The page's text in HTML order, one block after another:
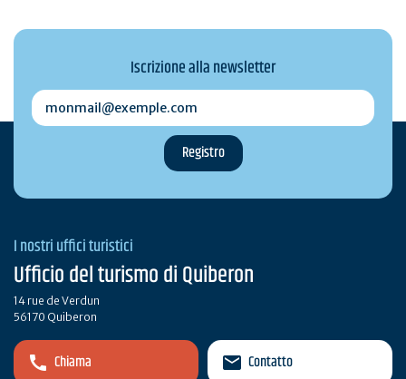
Iscrizione alla newsletter
monmail@exemple.com
I nostri uffici turistici
Ufficio del turismo di Quiberon
14 rue de Verdun
56170 Quiberon
Chiama Contatto